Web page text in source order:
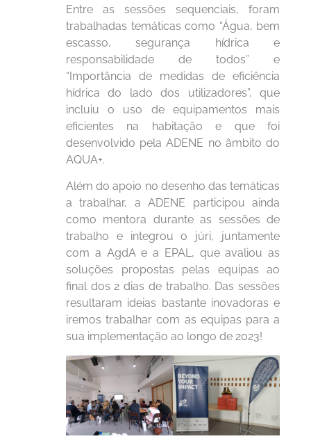
Entre as sessões sequenciais, foram
trabalhadas temáticas como “Água, bem
escasso, segurança hídrica e
responsabilidade de todos” e
“Importância de medidas de eficiência
hídrica do lado dos utilizadores”, que
incluiu o uso de equipamentos mais
eficientes na habitação e que foi
desenvolvido pela ADENE no âmbito do
AQUA+.
Além do apoio no desenho das temáticas
a trabalhar, a ADENE participou ainda
como mentora durante as sessões de
trabalho e integrou o júri, juntamente
com a AgdA e a EPAL, que avaliou as
soluções propostas pelas equipas ao
final dos 2 dias de trabalho. Das sessões
resultaram ideias bastante inovadoras e
iremos trabalhar com as equipas para a
sua implementação ao longo de 2023!